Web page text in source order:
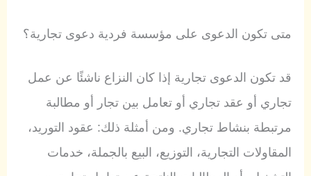
متى تكون الدعوى على مؤسسة فردية دعوى تجارية؟
قد تكون الدعوى تجارية إذا كان النزاع ناشئًا عن عمل
تجاري أو عقد تجاري أو تعامل بين تجار أو مطالبة
مرتبطة بنشاط تجاري. ومن أمثلة ذلك: عقود التوريد،
المقاولات التجارية، التوزيع، البيع بالجملة، خدمات